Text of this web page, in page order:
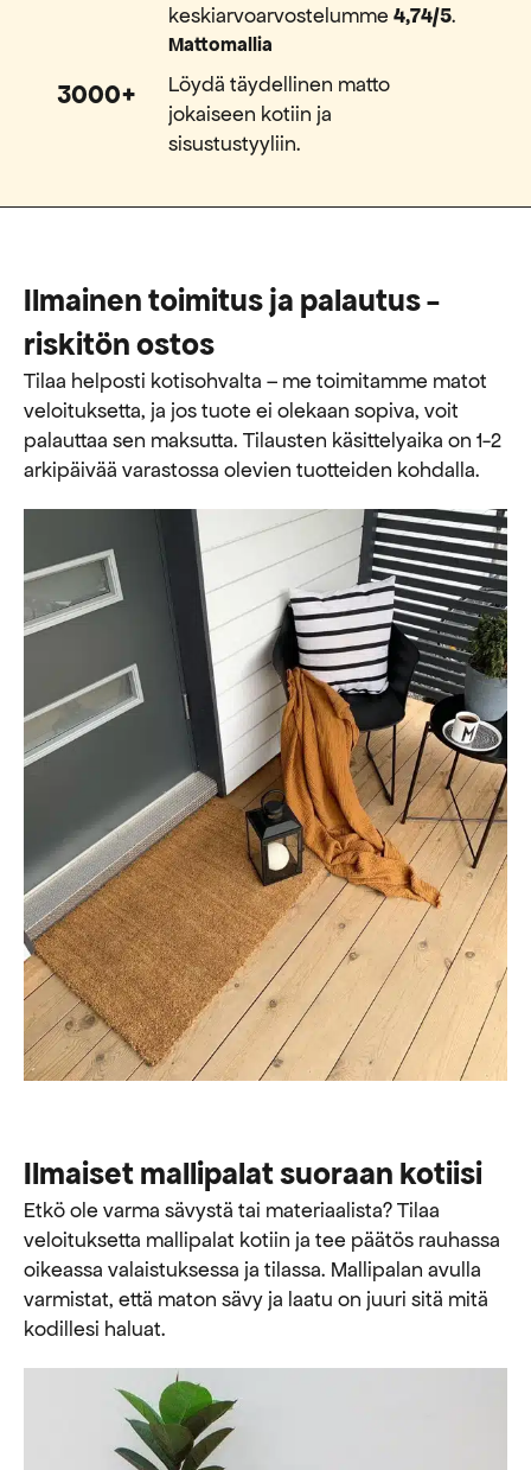
keskiarvoarvostelumme4,74/5.
3000+
Mattomallia
Löydä täydellinen matto
jokaiseen kotiin ja
sisustustyyliin.
Ilmainen toimitus ja palautus -
riskitön ostos
Tilaa helposti kotisohvalta – me toimitamme matot
veloituksetta, ja jos tuote ei olekaan sopiva, voit
palauttaa sen maksutta. ​​Tilausten käsittelyaika on 1-2
arkipäivää varastossa olevien tuotteiden kohdalla.
Ilmaiset mallipalat suoraan kotiisi
Etkö ole varma sävystä tai materiaalista? Tilaa
veloituksetta mallipalat kotiin ja tee päätös rauhassa
oikeassa valaistuksessa ja tilassa. Mallipalan avulla
varmistat, että maton sävy ja laatu on juuri sitä mitä
kodillesi haluat.